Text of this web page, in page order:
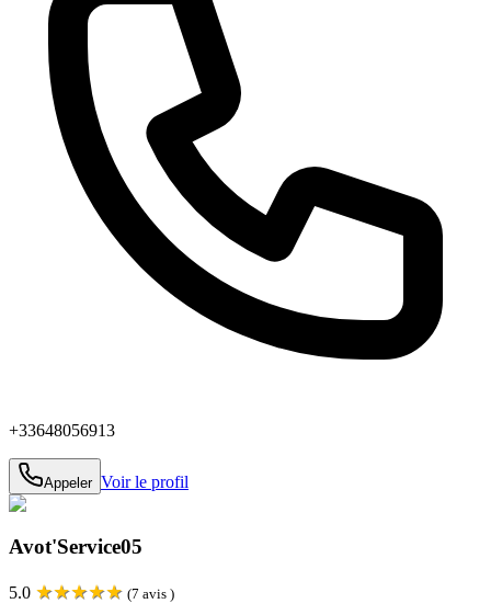
+33648056913
Appeler Voir le profil
Avot'Service05
5.0 ★★★★★ (7 avis )